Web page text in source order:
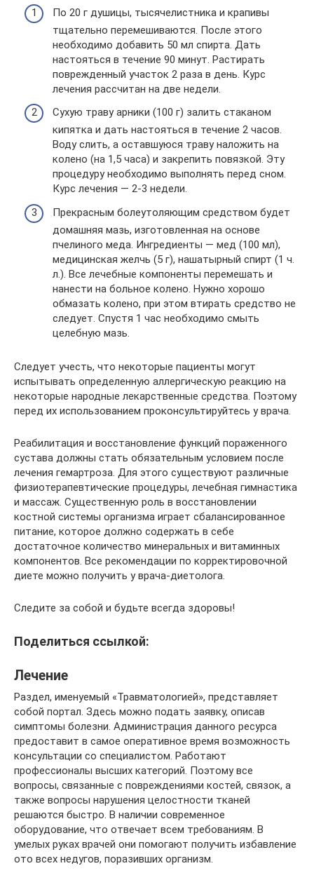
По 20 г душицы, тысячелистника и крапивы
тщательно перемешиваются. После этого
необходимо добавить 50 мл спирта. Дать
настояться в течение 90 минут. Растирать
поврежденный участок 2 раза в день. Курс
лечения рассчитан на две недели.
Сухую траву арники (100 г) залить стаканом
кипятка и дать настояться в течение 2 часов.
Воду слить, а оставшуюся траву наложить на
колено (на 1,5 часа) и закрепить повязкой. Эту
процедуру необходимо выполнять перед сном.
Курс лечения — 2-3 недели.
Прекрасным болеутоляющим средством будет
домашняя мазь, изготовленная на основе
пчелиного меда. Ингредиенты — мед (100 мл),
медицинская желчь (5 г), нашатырный спирт (1 ч.
л.). Все лечебные компоненты перемешать и
нанести на больное колено. Нужно хорошо
обмазать колено, при этом втирать средство не
следует. Спустя 1 час необходимо смыть
целебную мазь.
Следует учесть, что некоторые пациенты могут
испытывать определенную аллергическую реакцию на
некоторые народные лекарственные средства. Поэтому
перед их использованием проконсультируйтесь у врача.
Реабилитация и восстановление функций пораженного
сустава должны стать обязательным условием после
лечения гемартроза. Для этого существуют различные
физиотерапевтические процедуры, лечебная гимнастика
и массаж. Существенную роль в восстановлении
костной системы организма играет сбалансированное
питание, которое должно содержать в себе
достаточное количество минеральных и витаминных
компонентов. Все рекомендации по корректировочной
диете можно получить у врача-диетолога.
Следите за собой и будьте всегда здоровы!
Поделиться ссылкой:
Лечение
Раздел, именуемый «Травматологией», представляет
собой портал. Здесь можно подать заявку, описав
симптомы болезни. Администрация данного ресурса
предоставит в самое оперативное время возможность
консультации со специалистом. Работают
профессионалы высших категорий. Поэтому все
вопросы, связанные с повреждениями костей, связок, а
также вопросы нарушения целостности тканей
решаются быстро. В наличии современное
оборудование, что отвечает всем требованиям. В
умелых руках врачей они помогают получить избавление
ото всех недугов, поразивших организм.